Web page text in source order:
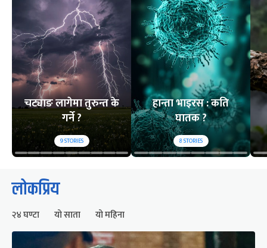
चट्याङ लागेमा तुरुन्त के
गर्ने ?
9STORIES
हान्ता भाइरस : कति
घातक ?
8STORIES
लोकप्रिय
२४ घण्टा यो साता यो महिना